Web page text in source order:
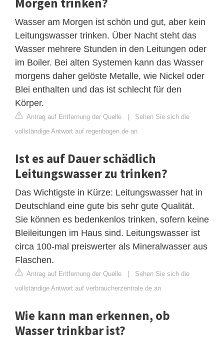
Wasser am Morgen ist schön und gut, aber kein
Leitungswasser trinken. Über Nacht steht das
Wasser mehrere Stunden in den Leitungen oder
im Boiler. Bei alten Systemen kann das Wasser
morgens daher gelöste Metalle, wie Nickel oder
Blei enthalten und das ist schlecht für den
Körper.
Antrag auf Entfernung der Quelle | Sehen Sie sich die
vollständige Antwort auf regenbogen.de an
Ist es auf Dauer schädlich
Leitungswasser zu trinken?
Das Wichtigste in Kürze: Leitungswasser hat in
Deutschland eine gute bis sehr gute Qualität.
Sie können es bedenkenlos trinken, sofern keine
Bleileitungen im Haus sind. Leitungswasser ist
circa 100-mal preiswerter als Mineralwasser aus
Flaschen.
Antrag auf Entfernung der Quelle | Sehen Sie sich die
vollständige Antwort auf verbraucherzentrale.de an
Wie kann man erkennen, ob
Wasser trinkbar ist?